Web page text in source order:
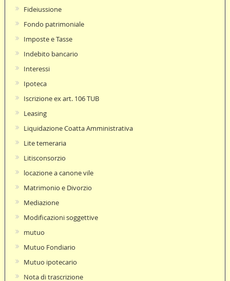
Fideiussione
Fondo patrimoniale
Imposte e Tasse
Indebito bancario
Interessi
Ipoteca
Iscrizione ex art. 106 TUB
Leasing
Liquidazione Coatta Amministrativa
Lite temeraria
Litisconsorzio
locazione a canone vile
Matrimonio e Divorzio
Mediazione
Modificazioni soggettive
mutuo
Mutuo Fondiario
Mutuo ipotecario
Nota di trascrizione